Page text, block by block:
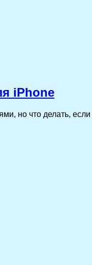
iPhone
но что делать,